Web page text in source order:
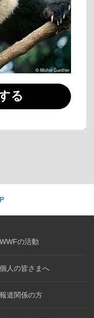
る
WWFの活動
個人の皆さまへ
報道関係の方